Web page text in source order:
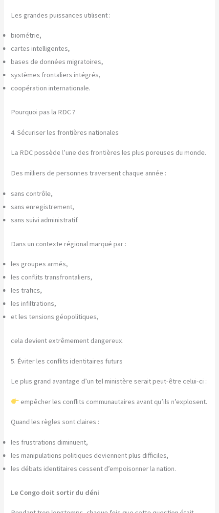
Les grandes puissances utilisent :
biométrie,
cartes intelligentes,
bases de données migratoires,
systèmes frontaliers intégrés,
coopération internationale.
Pourquoi pas la RDC ?
4. Sécuriser les frontières nationales
La RDC possède l’une des frontières les plus poreuses du monde.
Des milliers de personnes traversent chaque année :
sans contrôle,
sans enregistrement,
sans suivi administratif.
Dans un contexte régional marqué par :
les groupes armés,
les conflits transfrontaliers,
les trafics,
les infiltrations,
et les tensions géopolitiques,
cela devient extrêmement dangereux.
5. Éviter les conflits identitaires futurs
Le plus grand avantage d’un tel ministère serait peut-être celui-ci :
empêcher les conflits communautaires avant qu’ils n’explosent.
Quand les règles sont claires :
les frustrations diminuent,
les manipulations politiques deviennent plus difficiles,
les débats identitaires cessent d’empoisonner la nation.
Le Congo doit sortir du déni